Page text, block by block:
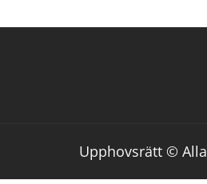
Upphovsrätt ©